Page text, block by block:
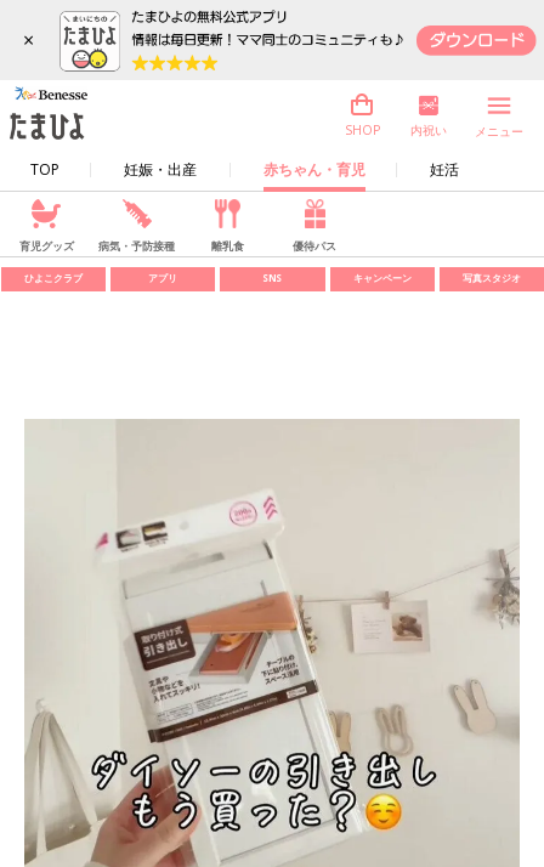
×
TOP 妊娠・出産 赤ちゃん・育児 妊活
SHOP 内祝い メニュー
育児グッズ 病気・予防接種 離乳食 優待パス
ひよこクラブ アプリ SNS キャンペーン 写真スタジオ